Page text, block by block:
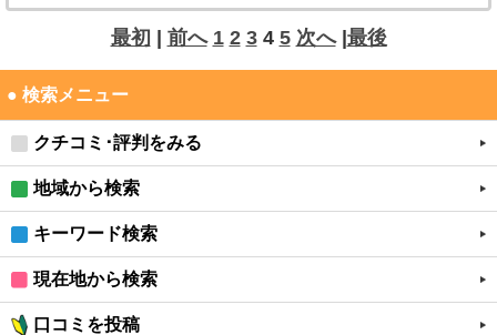
最初 | 前へ 1 2 3 4 5 次へ|最後
● 検索メニュー
クチコミ･評判をみる
地域から検索
キーワード検索
現在地から検索
口コミを投稿